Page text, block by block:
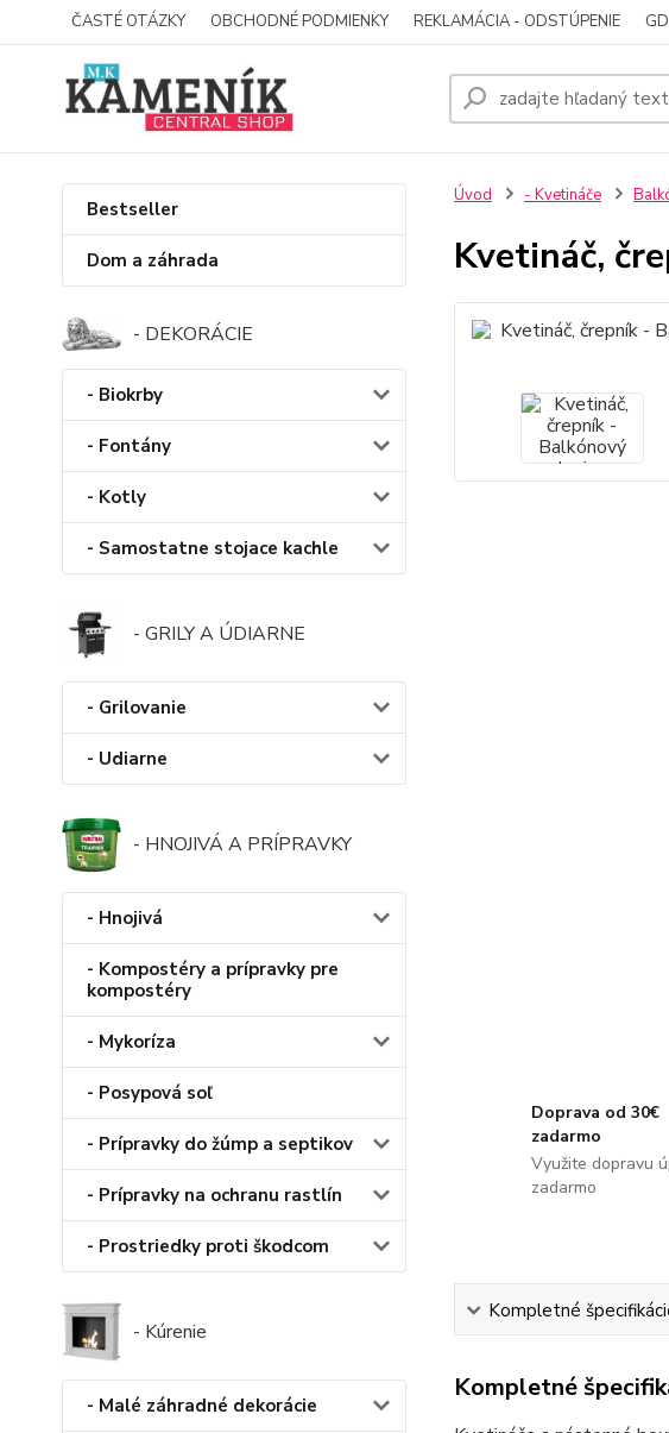
ČASTÉ OTÁZKY OBCHODNÉ PODMIENKY REKLAMÁCIA - ODSTÚPENIE
Bestseller
Dom a záhrada
- DEKORÁCIE
- Biokrby
- Fontány
- Kotly
- Samostatne stojace kachle
- GRILY A ÚDIARNE
- Grilovanie
- Udiarne
- HNOJIVÁ A PRÍPRAVKY
- Hnojivá
- Kompostéry a prípravky pre
kompostéry
- Mykoríza
- Posypová soľ
- Prípravky do žúmp a septikov
- Prípravky na ochranu rastlín
- Prostriedky proti škodcom
- Kúrenie
- Malé záhradné dekorácie
Úvod - Kvetináče
Kvetináč,
Doprava od 30€
zadarmo
Využite dopravu
zadarmo
Kompletné
Kompletné